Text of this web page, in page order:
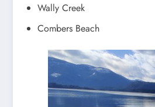
Wally Creek
Combers Beach